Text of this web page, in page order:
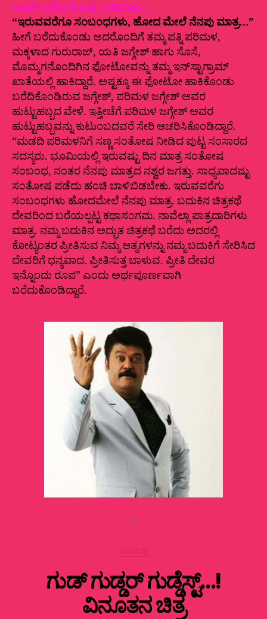
ಅವರೇ ಬರೆದುಕೊಂಡ ಬರಹವಿದು…
“ಇರುವವರೆಗೂ ಸಂಬಂಧಗಳು, ಹೋದ ಮೇಲೆ ನೆನಪು ಮಾತ್ರ…”
ಹೀಗೆ ಬರೆದುಕೊಂಡು ಅದರೊಂದಿಗೆ ತಮ್ಮ ಪತ್ನಿ ಪರಿಮಳ,
ಮಕ್ಕಳಾದ ಗುರುರಾಜ್‌, ಯತಿ ಜಗ್ಗೇಶ್‌ ಹಾಗು ಸೊಸೆ,
ಮೊಮ್ಮಗನೊಂದಿಗಿನ ಫೋಟೋವನ್ನು ತಮ್ಮ ಇನ್‌ಸ್ಟಾಗ್ರಾಮ್‌
ಖಾತೆಯಲ್ಲಿ ಹಾಕಿದ್ದಾರೆ. ಅಷ್ಟಕ್ಕೂ ಈ ಫೋಟೋ ಹಾಕಿಕೊಂಡು
ಬರೆದಿಕೊಂಡಿರುವ ಜಗ್ಗೇಶ್‌, ಪರಿಮಳ ಜಗ್ಗೇಶ್‌ ಅವರ
ಹುಟ್ಟುಹಬ್ಬದ ವೇಳೆ. ಇತ್ತೀಚೆಗೆ ಪರಿಮಳ ಜಗ್ಗೇಶ್‌ ಅವರ
ಹುಟ್ಟುಹಬ್ಬವನ್ನು ಕುಟುಂಬದವರೆ ಸೇರಿ ಆಚರಿಸಿಕೊಂಡಿದ್ದಾರೆ.
“ಮಡದಿ ಪರಿಮಳನಿಗೆ ಸಣ್ಣ ಸಂತೋಷ ನೀಡಿದ ಪುಟ್ಟ ಸಂಸಾರದ
ಸದಸ್ಯರು. ಭೂಮಿಯಲ್ಲಿ ಇರುವಷ್ಟು ದಿನ ಮಾತ್ರ ಸಂತೋಷ
ಸಂಬಂಧ, ನಂತರ ನೆನಪು ಮಾತ್ರದ ನಶ್ವರ ಜಗತ್ತು. ಸಾಧ್ಯವಾದಷ್ಟು
ಸಂತೋಷ ಪಡೆದು ಹಂಚಿ ಬಾಳಿಬಿಡಬೇಕು. ಇರುವವರೆಗು
ಸಂಬಂಧಗಳು ಹೋದಮೇಲೆ ನೆನಪು ಮಾತ್ರ. ಬದುಕಿನ ಚಿತ್ರಕಥೆ
ದೇವರಿಂದ ಬರೆಯಲ್ಪಟ್ಟ ಕಥಾಸಂಗಮ. ನಾವೆಲ್ಲಾ ಪಾತ್ರದಾರಿಗಳು
ಮಾತ್ರ. ನಮ್ಮ ಬದುಕಿನ ಅದ್ಭುತ ಚಿತ್ರಕಥೆ ಬರೆದು ಅದರಲ್ಲಿ
ಕೋಟ್ಯಂತರ ಪ್ರೀತಿಸುವ ನಿಮ್ಮ ಆತ್ಮಗಳನ್ನು ನಮ್ಮ ಬದುಕಿಗೆ ಸೇರಿಸಿದ
ದೇವರಿಗೆ ಧನ್ಯವಾದ. ಪ್ರೀತಿಸುತ್ತ ಬಾಳುವ. ಪ್ರೀತಿ ದೇವರ
ಇನ್ನೊಂದು ರೂಪ” ಎಂದು ಅರ್ಥಪೂರ್ಣವಾಗಿ
ಬರೆದುಕೊಂಡಿದ್ದಾರೆ.
ಗುಡ್‌ ಗುಡ್ಡರ್‌ ಗುಡ್ಡೆಸ್ಟ್…!‌
ವಿನೂತನ ಚಿತ್ರ